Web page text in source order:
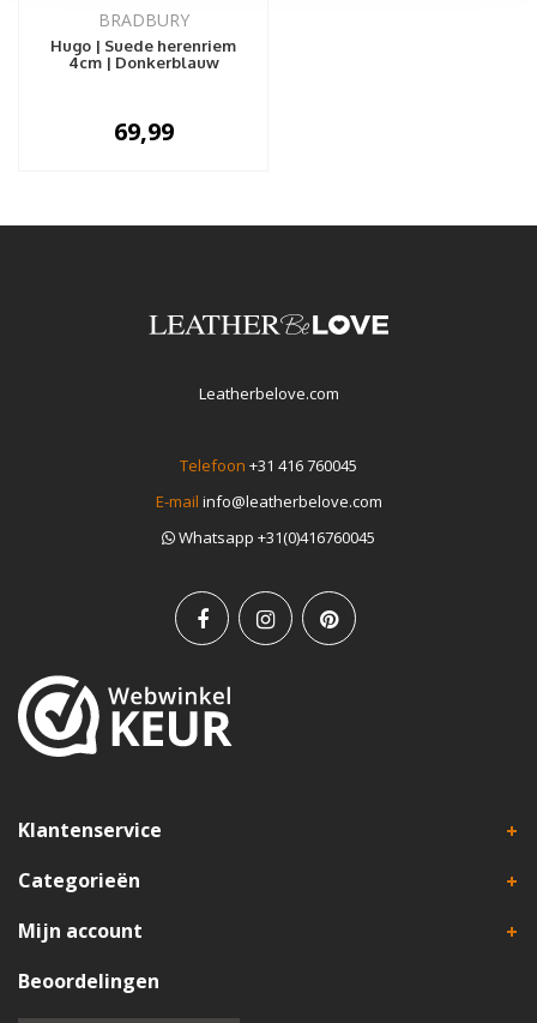
BRADBURY
Hugo | Suede herenriem
4cm | Donkerblauw
69,99
Leatherbelove.com
Telefoon +31 416 760045
E-mail info@leatherbelove.com
Whatsapp +31(0)416760045
Klantenservice
Categorieën
Mijn account
Beoordelingen